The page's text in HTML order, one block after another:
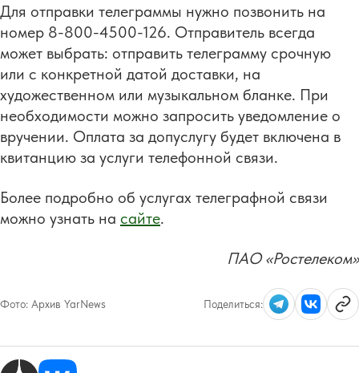
Для отправки телеграммы нужно позвонить на
номер 8-800-4500-126. Отправитель всегда
может выбрать: отправить телеграмму срочную
или с конкретной датой доставки, на
художественном или музыкальном бланке. При
необходимости можно запросить уведомление о
вручении. Оплата за допуслугу будет включена в
квитанцию за услуги телефонной связи.
Более подробно об услугах телеграфной связи
можно узнать на сайте.
ПАО «Ростелеком»
Фото: Архив YarNews Поделиться: